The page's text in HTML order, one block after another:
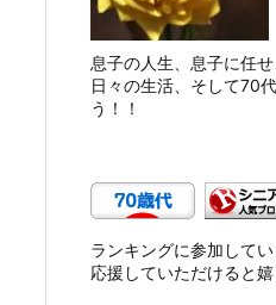
息子の人生、息子に任
日々の生活、そして70
う！！
ランキングに参加してい
応援していただけると嬉